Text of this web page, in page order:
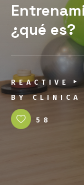
¿qué es?
REACTIVE
BYCLINICA
58